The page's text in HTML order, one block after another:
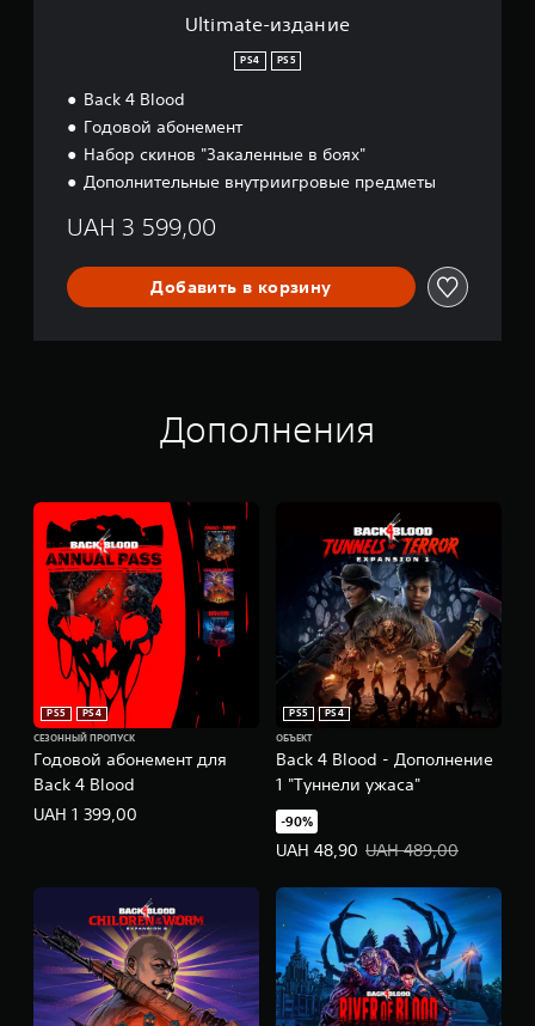
Ultimate-издание
PS4 PS5
Back 4 Blood
Годовой абонемент
Набор скинов "Закаленные в боях"
Дополнительные внутриигровые предметы
UAH 3 599,00
Добавить в корзину
Дополнения
Годовой абонемент для
Back 4 Blood
PS5
PS4
СЕЗОННЫЙ ПРОПУСК
UAH 1 399,00
Back 4 Blood - Дополнение
1 "Туннели ужаса"
PS5
PS4
ОБЪЕКТ
-90%
UAH 48,90
Цена предложения: UAH
UAH 489,00